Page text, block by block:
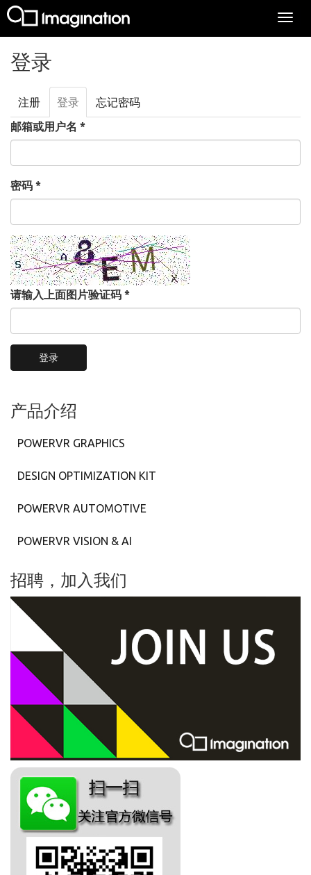
登录
主标签
注册 登录 （活
动标
忘记密码
邮箱或用户名 *
密码 *
请输入上面图片验证码 *
登录
产品介绍
POWERVR GRAPHICS
DESIGN OPTIMIZATION KIT
POWERVR AUTOMOTIVE
POWERVR VISION & AI
招聘，加入我们